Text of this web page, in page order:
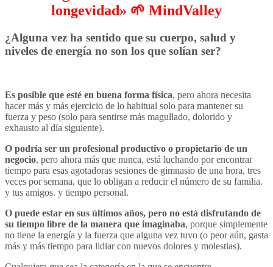
longevidad» 🌱 MindValley
¿Alguna vez ha sentido que su cuerpo, salud y
niveles de energía no son los que solían ser?
Es posible que esté en buena forma física, pero ahora necesita
hacer más y más ejercicio de lo habitual solo para mantener su
fuerza y ​​peso (solo para sentirse más magullado, dolorido y
exhausto al día siguiente).
O podría ser un profesional productivo o propietario de un
negocio, pero ahora más que nunca, está luchando por encontrar
tiempo para esas agotadoras sesiones de gimnasio de una hora, tres
veces por semana, que lo obligan a reducir el número de su familia.
y tus amigos. y tiempo personal.
O puede estar en sus últimos años, pero no está disfrutando de
su tiempo libre de la manera que imaginaba, porque simplemente
no tiene la energía y la fuerza que alguna vez tuvo (o peor aún, gasta
más y más tiempo para lidiar con nuevos dolores y molestias).